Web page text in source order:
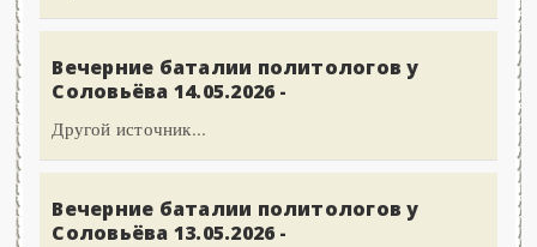
Вечерние баталии политологов у
Соловьёва 14.05.2026 -
Другой источник...
Вечерние баталии политологов у
Соловьёва 13.05.2026 -